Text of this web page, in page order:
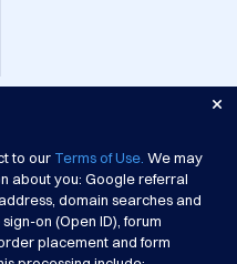
to our Terms of Use. We may
about you: Google referral
domain searches and
on (Open ID), forum
placement and form
تواصل
الفعاليات
خريطة الموقع
تطبيق
قُم بدعوة صديق
نظام الشركاء